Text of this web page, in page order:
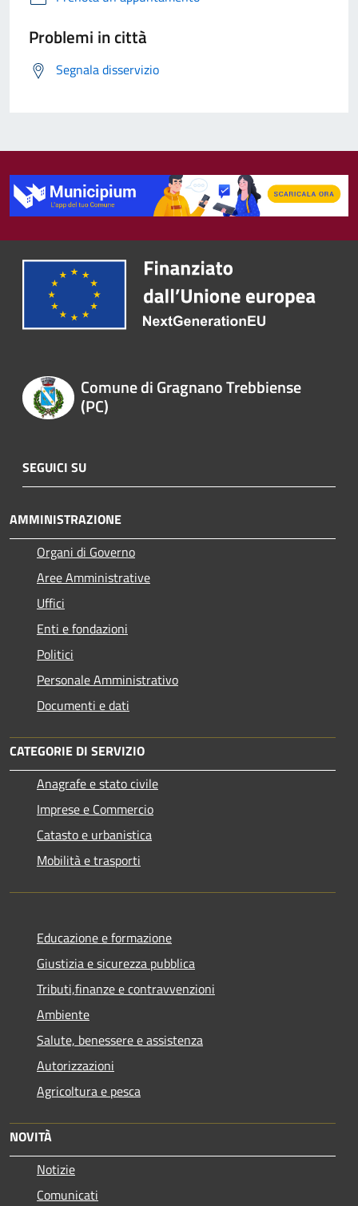
Problemi in città
Segnala disservizio
Comune di Gragnano Trebbiense
(PC)
SEGUICI SU
AMMINISTRAZIONE
Organi di Governo
Aree Amministrative
Uffici
Enti e fondazioni
Politici
Personale Amministrativo
Documenti e dati
CATEGORIE DI SERVIZIO
Anagrafe e stato civile
Imprese e Commercio
Catasto e urbanistica
Mobilità e trasporti
Educazione e formazione
Giustizia e sicurezza pubblica
Tributi,finanze e contravvenzioni
Ambiente
Salute, benessere e assistenza
Autorizzazioni
Agricoltura e pesca
NOVITÀ
Notizie
Comunicati